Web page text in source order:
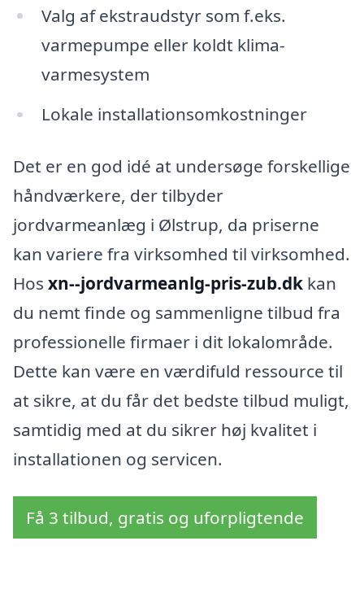
Valg af ekstraudstyr som f.eks.
varmepumpe eller koldt klima-
varmesystem
Lokale installationsomkostninger
Det er en god idé at undersøge forskellige
håndværkere, der tilbyder
jordvarmeanlæg i Ølstrup, da priserne
kan variere fra virksomhed til virksomhed.
Hos xn--jordvarmeanlg-pris-zub.dk kan
du nemt finde og sammenligne tilbud fra
professionelle firmaer i dit lokalområde.
Dette kan være en værdifuld ressource til
at sikre, at du får det bedste tilbud muligt,
samtidig med at du sikrer høj kvalitet i
installationen og servicen.
Få 3 tilbud, gratis og uforpligtende